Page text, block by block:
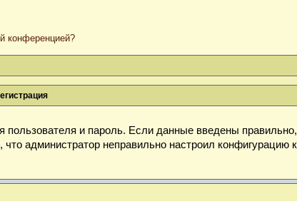
конференцией?
и пароль. Если данные введены
администратор неправильно настроил конфигурацию